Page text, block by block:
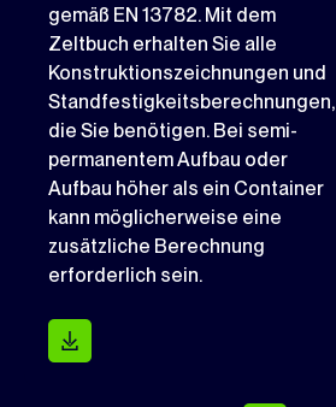
gemäß EN 13782. Mit dem
Zeltbuch erhalten Sie alle
Konstruktionszeichnungen und
Standfestigkeitsberechnungen,
die Sie benötigen. Bei semi-
permanentem Aufbau oder
Aufbau höher als ein Container
kann möglicherweise eine
zusätzliche Berechnung
erforderlich sein.